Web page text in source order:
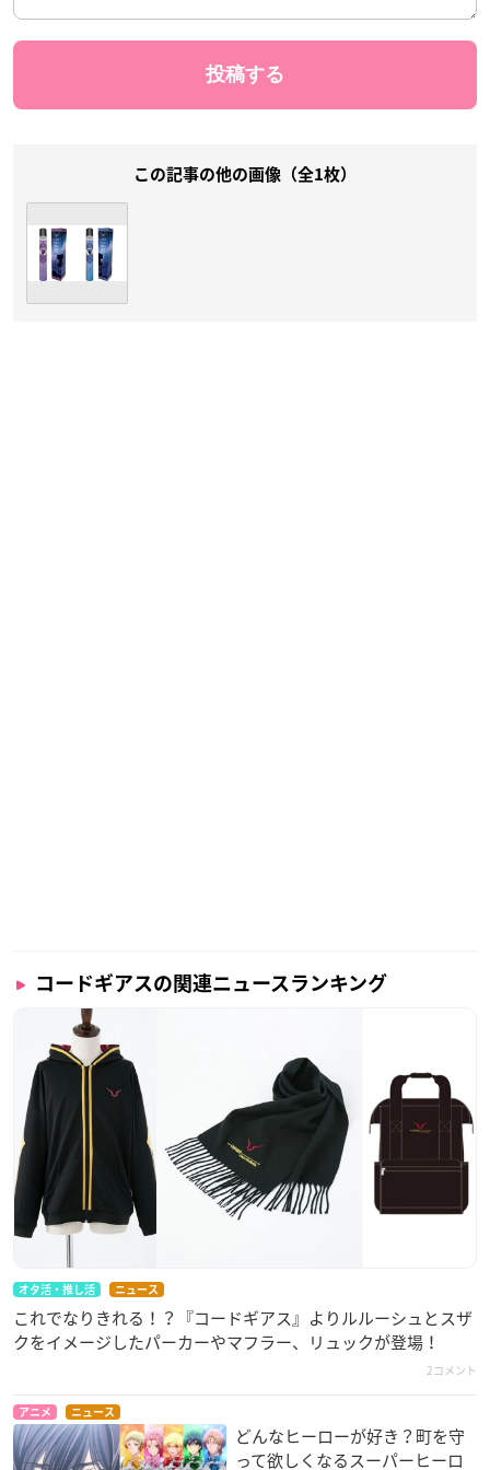
この記事の他の画像（全1枚）
コードギアスの関連ニュースランキング
オタ活・推し活 ニュース
これでなりきれる！？『コードギアス』よりルルーシュとスザ
クをイメージしたパーカーやマフラー、リュックが登場！
2コメント
アニメ ニュース
どんなヒーローが好き？町を守
って欲しくなるスーパーヒーロ